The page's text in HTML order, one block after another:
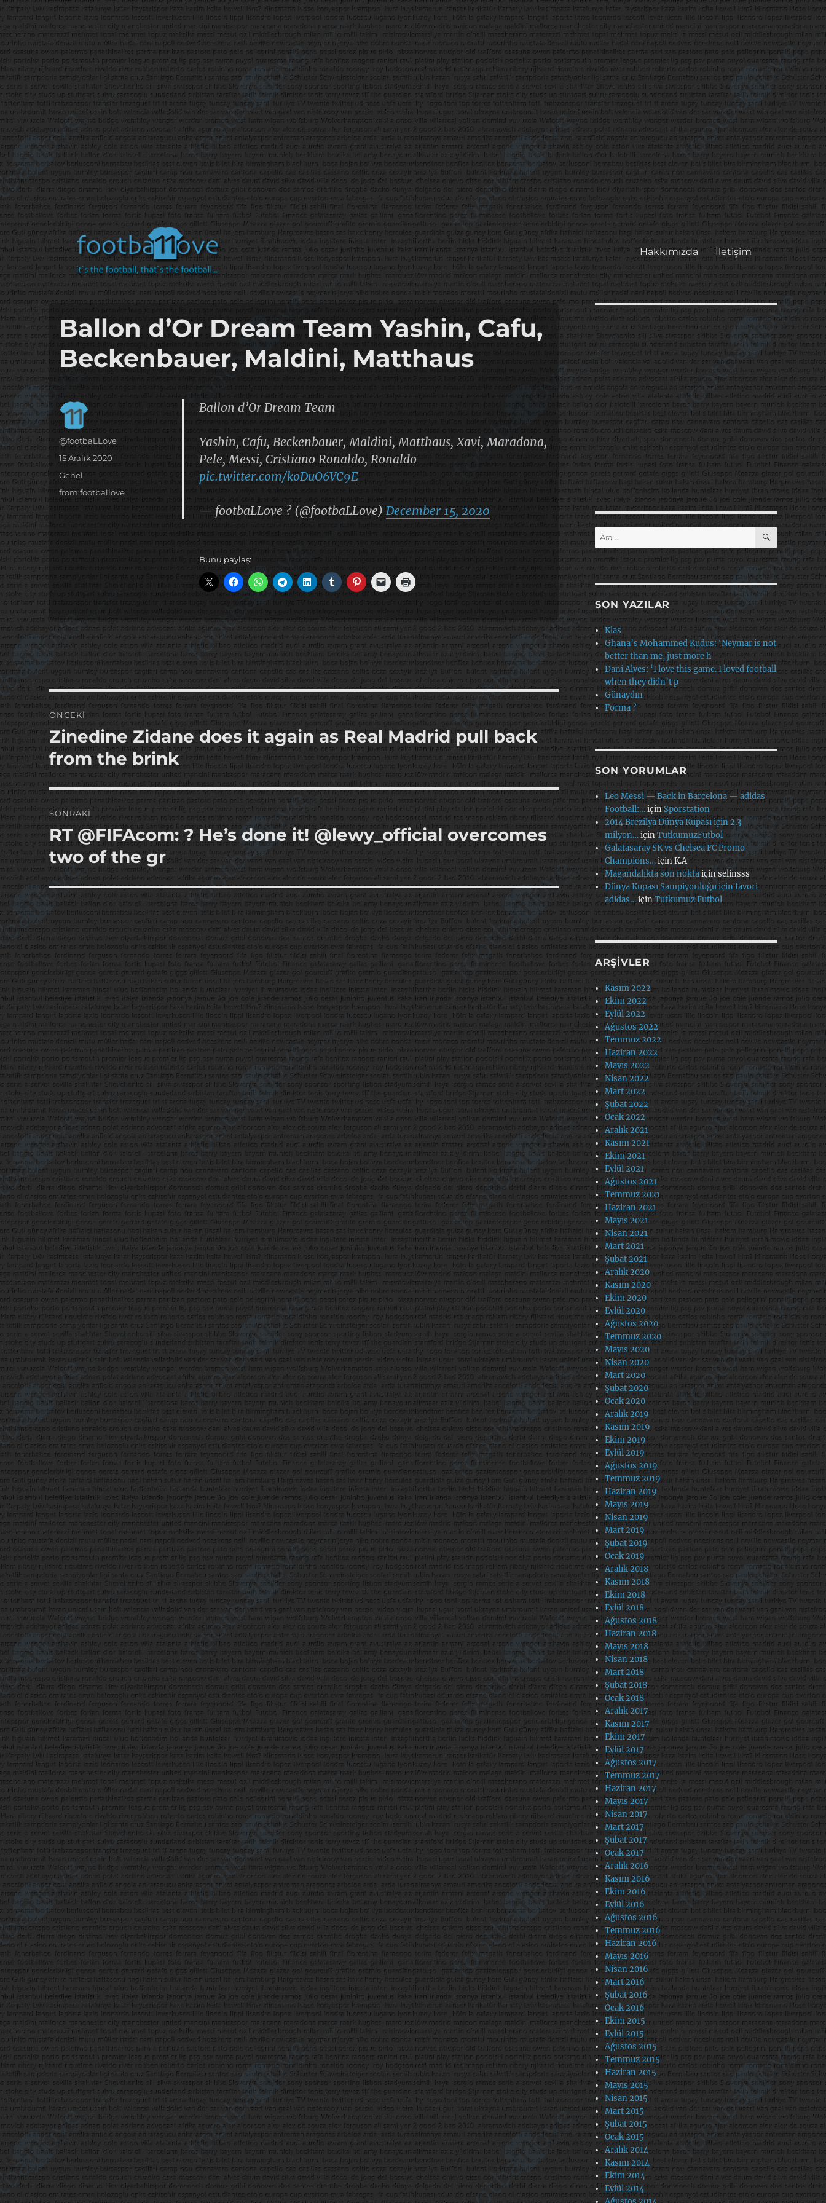
footbaLLove
it's the football, that's the football…
Hakkımızda İletişim
Ballon d’Or Dream Team Yashin, Cafu,
Beckenbauer, Maldini, Matthaus
Ballon d’Or Dream Team
Yashin, Cafu, Beckenbauer, Maldini, Matthaus, Xavi, Maradona,
Pele, Messi, Cristiano Ronaldo, Ronaldo
pic.twitter.com/koDuO6VC9E
— footbaLLove ? (@footbaLLove) December 15, 2020
Bunu paylaş:
Yazar
@footbaLLove
Yayın
tarihi
15 Aralık 2020
Kategoriler
Genel
Etiketler
from:footballove
Yazı
gezinmesi
ÖNCEKI
Önceki
yazı:
Zinedine Zidane does it again as Real Madrid pull back
from the brink
SONRAKI
Sonraki
yazı:
RT @FIFAcom: ? He’s done it! @lewy_official overcomes
two of the gr
Ara: ARA
SON YAZILAR
Klas
Ghana’s Mohammed Kudus: ‘Neymar is not
better than me, just more h
Dani Alves: ‘I love this game. I loved football
when they didn’t p
Günaydın
Forma ?
SON YORUMLAR
Leo Messi — Back in Barcelona — adidas
Football:…içinSporstation
2014 Brezilya Dünya Kupası için 2.3
milyon…içinTutkumuzFutbol
Galatasaray SK vs Chelsea FC Promo –
Champions…içinK.A
Magandalıkta son noktaiçinselinsss
Dünya Kupası Şampiyonluğu için favori
adidas…içinTutkumuz Futbol
ARŞIVLER
Kasım 2022
Ekim 2022
Eylül 2022
Ağustos 2022
Temmuz 2022
Haziran 2022
Mayıs 2022
Nisan 2022
Mart 2022
Şubat 2022
Ocak 2022
Aralık 2021
Kasım 2021
Ekim 2021
Eylül 2021
Ağustos 2021
Temmuz 2021
Haziran 2021
Mayıs 2021
Nisan 2021
Mart 2021
Şubat 2021
Aralık 2020
Kasım 2020
Ekim 2020
Eylül 2020
Ağustos 2020
Temmuz 2020
Mayıs 2020
Nisan 2020
Mart 2020
Şubat 2020
Ocak 2020
Aralık 2019
Kasım 2019
Ekim 2019
Eylül 2019
Ağustos 2019
Temmuz 2019
Haziran 2019
Mayıs 2019
Nisan 2019
Mart 2019
Şubat 2019
Ocak 2019
Aralık 2018
Kasım 2018
Ekim 2018
Eylül 2018
Ağustos 2018
Haziran 2018
Mayıs 2018
Nisan 2018
Mart 2018
Şubat 2018
Ocak 2018
Aralık 2017
Kasım 2017
Ekim 2017
Eylül 2017
Ağustos 2017
Temmuz 2017
Haziran 2017
Mayıs 2017
Nisan 2017
Mart 2017
Şubat 2017
Ocak 2017
Aralık 2016
Kasım 2016
Ekim 2016
Eylül 2016
Ağustos 2016
Temmuz 2016
Haziran 2016
Mayıs 2016
Nisan 2016
Mart 2016
Şubat 2016
Ocak 2016
Ekim 2015
Eylül 2015
Ağustos 2015
Temmuz 2015
Haziran 2015
Mayıs 2015
Nisan 2015
Mart 2015
Şubat 2015
Ocak 2015
Aralık 2014
Kasım 2014
Ekim 2014
Eylül 2014